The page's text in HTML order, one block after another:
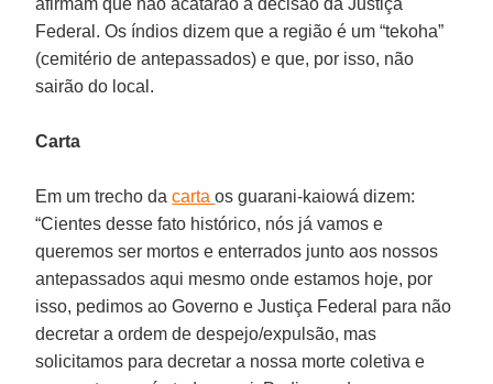
Federal. Os índios dizem que a região é um “tekoha”
(cemitério de antepassados) e que, por isso, não
sairão do local.
Carta
Em um trecho dacartaos guarani-kaiowá dizem:
“Cientes desse fato histórico, nós já vamos e
queremos ser mortos e enterrados junto aos nossos
antepassados aqui mesmo onde estamos hoje, por
isso, pedimos ao Governo e Justiça Federal para não
decretar a ordem de despejo/expulsão, mas
solicitamos para decretar a nossa morte coletiva e